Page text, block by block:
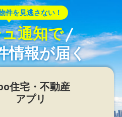
件を見逃さない！
通知で
情報が届く
住宅・不動産
アプリ